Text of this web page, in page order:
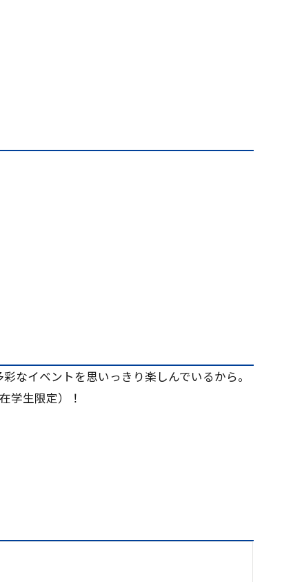
なイベントを思いっきり楽しんでいるから。
学生限定）！